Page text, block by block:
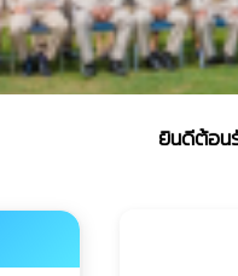
ยินดีต้อนรับสู่